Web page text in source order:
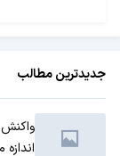
جدیدترین مطالب
واکنش